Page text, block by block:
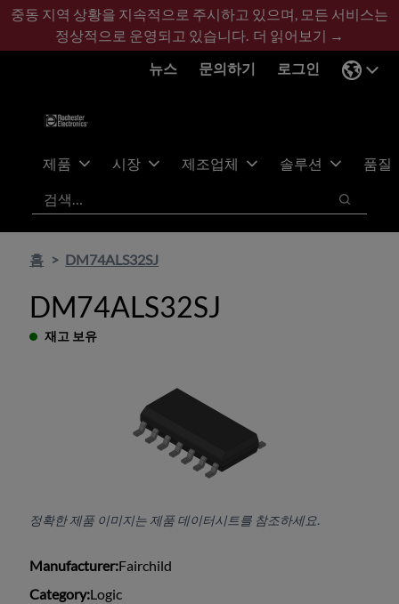
기
콘
바
글
중동 지역 상황을 지속적으로 주시하고 있으며, 모든 서비스는
정상적으로 운영되고 있습니다. 더 읽어보기 →
뉴스
문의하기 로그인
제품 시장 제조업체 솔루션
품질
검색
검색
홈 DM74ALS32SJ
DM74ALS32SJ
재고 보유
정확한 제품 이미지는 제품 데이터시트를 참조하세요.
Manufacturer:Fairchild
Category:Logic